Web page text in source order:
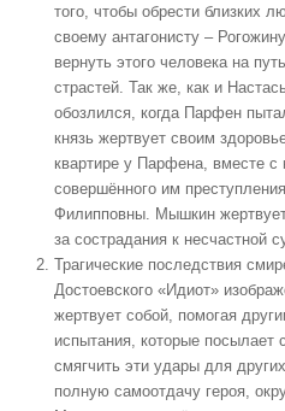
того, чтобы обрести близких
своему антагонисту –
вернуть этого человека на
страстей. Так же, как и
обозлился, когда Парфен
князь жертвует своим
квартире у Парфена, вместе
совершённого им
Филипповны. Мышкин
за сострадания к несчастной
Трагические последствия
Достоевского «Идиот»
жертвует собой, помогая
испытания, которые посылает
смягчить эти удары для
полную самоотдачу героя,